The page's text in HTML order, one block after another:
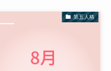
第五人格